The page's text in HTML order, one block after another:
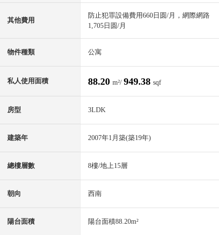
其他費用
防止犯罪設備費用660日圆/月，網際網路
1,705日圆/月
物件種類 公寓
私人使用面積 88.20 m²/ 949.38 sqf
房型 3LDK
建築年 2007年1月築(築19年)
總樓層數 8樓/地上15層
朝向 西南
陽台面積 陽台面積88.20m²